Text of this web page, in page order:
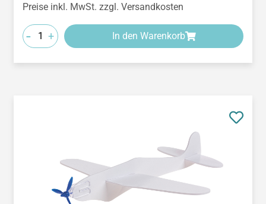
Preise inkl. MwSt. zzgl. Versandkosten
- + In den Warenkorb